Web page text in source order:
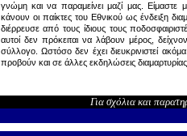
γνώμη και να παραμείνει μαζί μας. Είμαστε
κάνουν οι παίκτες του Εθνικού ως ένδειξη
διέρρευσε από τους ίδιους τους
αυτοί δεν πρόκειται να λάβουν μέρος,
σύλλογο. Ωστόσο δεν έχει διευκρινιστεί
προβούν και σε άλλες εκδηλώσεις
Για σχόλια και